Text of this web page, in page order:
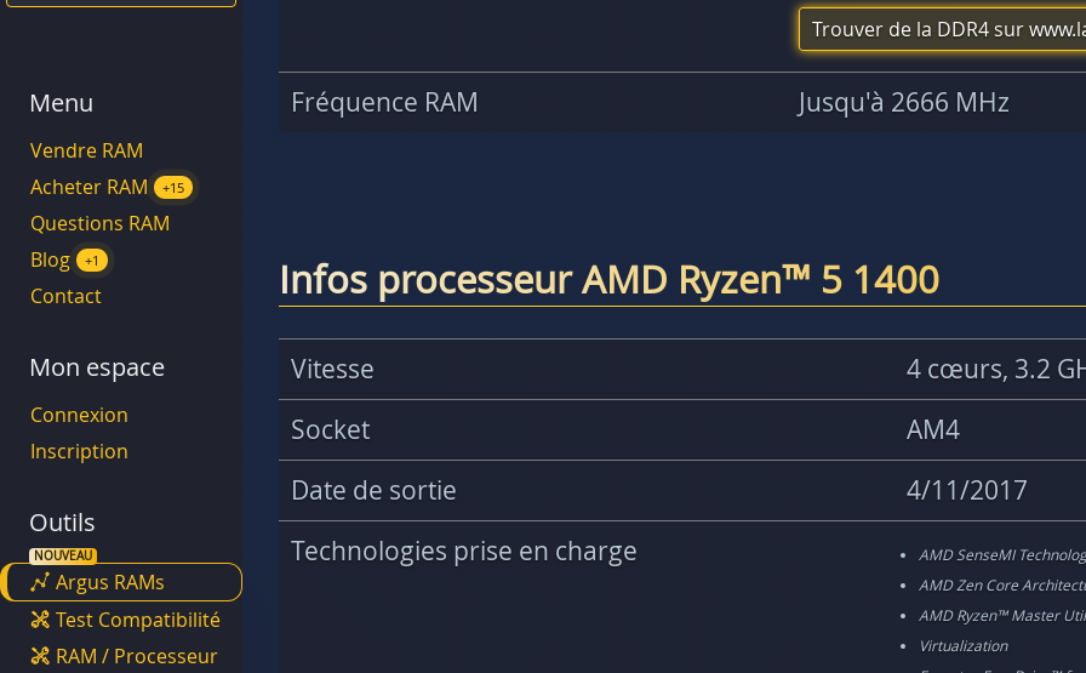
Trouver de la DDR4 sur
Fréquence RAM Jusqu'à 2666 MHz
Infos processeur AMD Ryzen™ 5 1400
Vitesse
4 cœurs, 3.2
Socket
AM4
Date de sortie
4/11/2017
Technologies prise en charge
AMD SenseMI
AMD Zen Core
AMD Ryzen™ Master
Virtualization
Menu
Vendre RAM
Acheter RAM
+15
Questions RAM
Blog
+1
Contact
Mon espace
Connexion
Inscription
Outils
Argus RAMs
Test Compatibilité
RAM / Processeur